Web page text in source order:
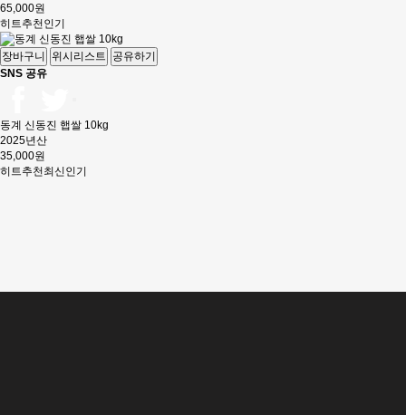
65,000원
히트추천인기
장바구니 위시리스트
공유하기
SNS 공유
동계 신동진 햅쌀 10kg
2025년산
35,000원
히트추천최신인기